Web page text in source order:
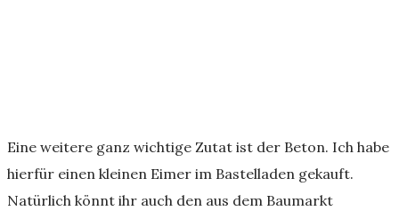
Eine weitere ganz wichtige Zutat ist der Beton. Ich habe
hierfür einen kleinen Eimer im Bastelladen gekauft.
Natürlich könnt ihr auch den aus dem Baumarkt